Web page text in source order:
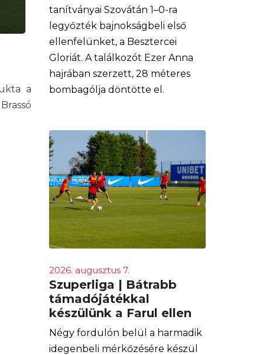
a
tanítványai Szovátán 1–0-ra
legyőzték bajnokságbeli első
ellenfelünket, a Besztercei
Gloriát. A találkozót Ezer Anna
hajrában szerzett, 28 méteres
bombagólja döntötte el.
2026. augusztus 7.
Szuperliga | Bátrabb
támadójátékkal
készülünk a Farul ellen
Négy fordulón belül a harmadik
idegenbeli mérkőzésére készül